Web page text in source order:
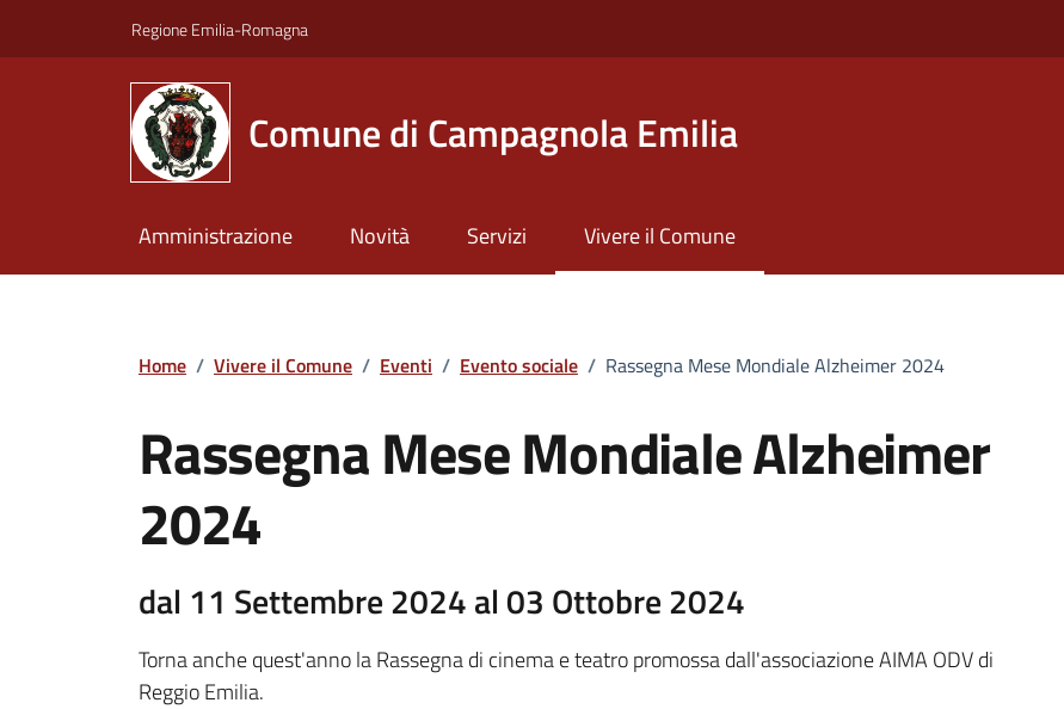
Regione Emilia-Romagna
Comune di Campagnola Emilia
Amministrazione Novità Servizi Vivere il Comune
Home / Vivere il Comune / Eventi / Evento sociale / Rassegna Mese Mondiale Alzheimer 2024
Rassegna Mese Mondiale Alzheimer
2024
dal 11 Settembre 2024 al 03 Ottobre 2024
Torna anche quest'anno la Rassegna di cinema e teatro promossa dall'associazione AIMA ODV di
Reggio Emilia.